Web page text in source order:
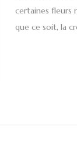
certaines fleurs
que ce soit, la